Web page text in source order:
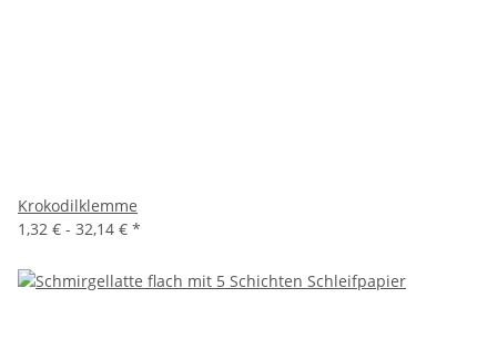
Krokodilklemme
1,32 € - 32,14 € *